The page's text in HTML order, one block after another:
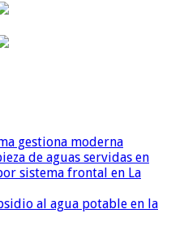
gestiona moderna
de aguas servidas en
sistema frontal en La
al agua potable en la